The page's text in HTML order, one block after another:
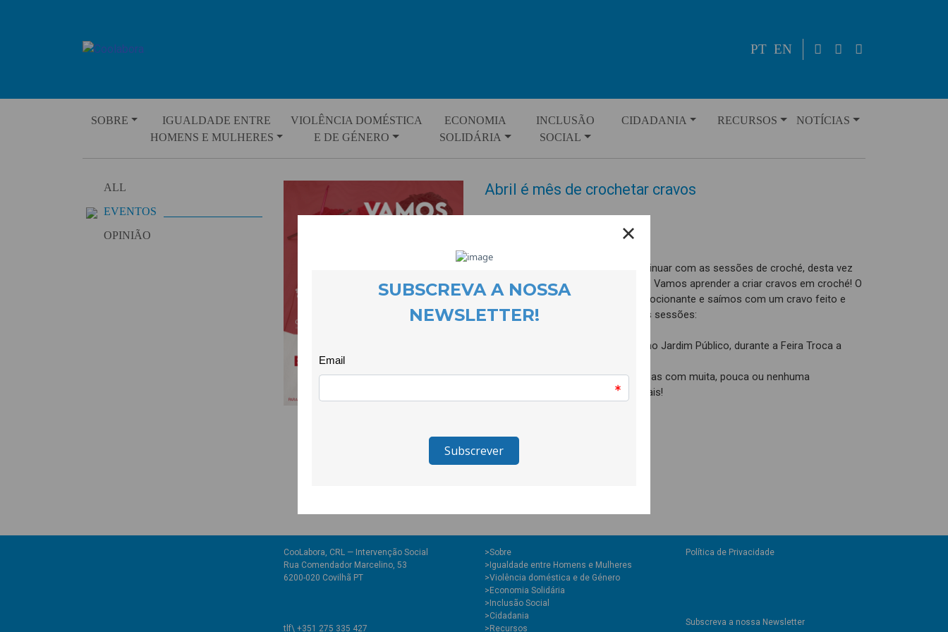
PT EN
SOBRE
IGUALDADE ENTRE
HOMENS E MULHERES
VIOLÊNCIA DOMÉSTICA
E DE GÉNERO
ECONOMIA
SOLIDÁRIA
INCLUSÃO
SOCIAL
CIDADANIA RECURSOS NOTÍCIAS
ALL
EVENTOS
OPINIÃO
Abril é mês de crochetar cravos
Durante o mês de Abril iremos continuar com as sessões de croché, desta vez
dedicadas à liberdade em igualdade. Vamos aprender a criar cravos em croché! O
encontro de 8 de Abril foi muito emocionante e saímos com um cravo feito e
pronto a colocar ao peito! Próximas sessões:
25 de Abril, à tarde (hora a definir), no Jardim Público, durante a Feira Troca a
A actividade é gratuita e para pessoas com muita, pouca ou nenhuma
experiência. Oferecemos os materiais!
CooLabora, CRL — Intervenção Social
Rua Comendador Marcelino, 53
6200-020 Covilhã PT
tlf\ +351 275 335 427
>Sobre
>Igualdade entre Homens e Mulheres
>Violência doméstica e de Género
>Economia Solidária
>Inclusão Social
>Cidadania
>Recursos
Política de Privacidade
Subscreva a nossa Newsletter